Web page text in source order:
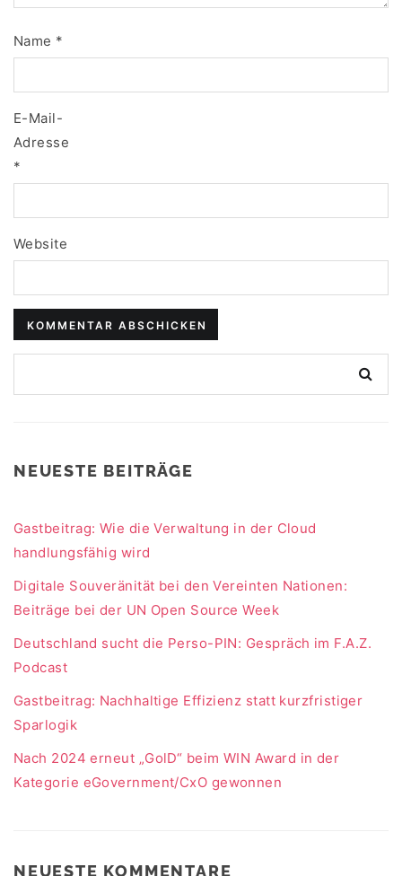
Name *
E-Mail-
Adresse
*
Website
NEUESTE BEITRÄGE
Gastbeitrag: Wie die Verwaltung in der Cloud
handlungsfähig wird
Digitale Souveränität bei den Vereinten Nationen:
Beiträge bei der UN Open Source Week
Deutschland sucht die Perso-PIN: Gespräch im F.A.Z.
Podcast
Gastbeitrag: Nachhaltige Effizienz statt kurzfristiger
Sparlogik
Nach 2024 erneut „GolD“ beim WIN Award in der
Kategorie eGovernment/CxO gewonnen
NEUESTE KOMMENTARE